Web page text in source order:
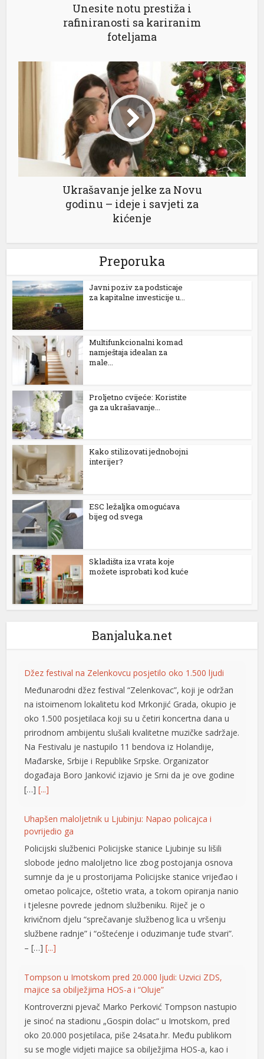
Unesite notu prestiža i
rafiniranosti sa kariranim
foteljama
Ukrašavanje jelke za Novu
godinu – ideje i savjeti za
kićenje
Preporuka
Јavni poziv za podsticaje
za kapitalne investicije u...
Multifunkcionalni komad
namještaja idealan za
male...
Proljetno cvijeće: Koristite
ga za ukrašavanje...
Kako stilizovati jednobojni
interijer?
ESC ležaljka omogućava
bijeg od svega
Skladišta iza vrata koje
možete isprobati kod kuće
Banjaluka.net
Džez festival na Zelenkovcu posjetilo oko 1.500 ljudi
Međunarodni džez festival “Zelenkovac”, koji je održan
na istoimenom lokalitetu kod Mrkonjić Grada, okupio je
oko 1.500 posjetilaca koji su u četiri koncertna dana u
prirodnom ambijentu slušali kvalitetne muzičke sadržaje.
Na Festivalu je nastupilo 11 bendova iz Holandije,
Mađarske, Srbije i Republike Srpske. Organizator
događaja Boro Јanković izjavio je Srni da je ove godine
[…][...]
Uhapšen maloljetnik u Ljubinju: Napao policajca i
povrijedio ga
Policijski službenici Policijske stanice Ljubinje su lišili
slobode jedno maloljetno lice zbog postojanja osnova
sumnje da je u prostorijama Policijske stanice vrijeđao i
ometao policajce, oštetio vrata, a tokom opiranja nanio
i tjelesne povrede jednom službeniku. Riječ je o
krivičnom djelu “sprečavanje službenog lica u vršenju
službene radnje” i “oštećenje i oduzimanje tuđe stvari”.
– […][...]
Tompson u Imotskom pred 20.000 ljudi: Uzvici ZDS,
majice sa obilježjima HOS-a i “Oluje”
Kontroverzni pjevač Marko Perković Tompson nastupio
je sinoć na stadionu „Gospin dolac“ u Imotskom, pred
oko 20.000 posjetilaca, piše 24sata.hr. Među publikom
su se mogle vidjeti majice sa obilježjima HOS-a, kao i